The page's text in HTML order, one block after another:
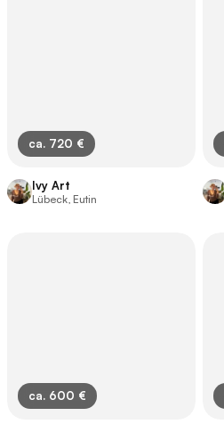
ca. 720 €
Ivy Art
Lübeck, Eutin
ca. 600 €